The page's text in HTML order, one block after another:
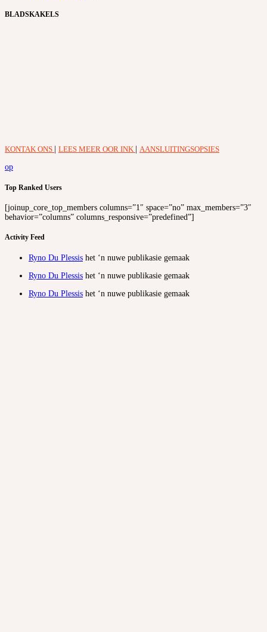
BLADSKAKELS
KONTAK ONS LEES MEER OOR INK
AANSLUITINGSOPSIES
op
Top Ranked Users
[joinup_core_top_members columns=”1″ space=”no” max_members=”3″
behavior=”columns” columns_responsive=”predefined”]
Activity Feed
Ryno Du Plessis het ‘n nuwe publikasie gemaak
Ryno Du Plessis het ‘n nuwe publikasie gemaak
Ryno Du Plessis het ‘n nuwe publikasie gemaak